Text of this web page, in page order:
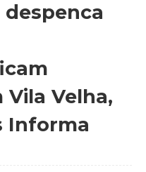
Velha,
Informa